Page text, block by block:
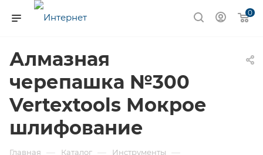
0
Алмазная
черепашка №300
Vertextools Мокрое
шлифование
Главная — Каталог — Инструменты —